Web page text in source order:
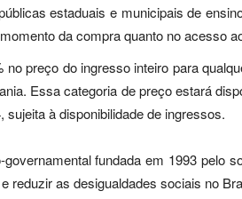
estaduais e municipais de
da compra quanto no acesso
no preço do ingresso inteiro para
Essa categoria de preço estará
à disponibilidade de ingressos.
fundada em 1993 pelo
reduzir as desigualdades sociais no